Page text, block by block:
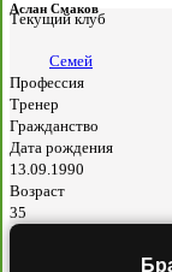
Аслан Смаков
Текущий клуб
Семей
Профессия
Тренер
Гражданство
Дата рождения
13.09.1990
Возраст
35